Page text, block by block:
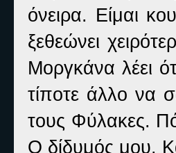
όνειρα. Είμαι
ξεθεώνει
Μοργκάνα λέει
τίποτε άλλο
τους Φύλακες.
Ο δίδυμός μου.